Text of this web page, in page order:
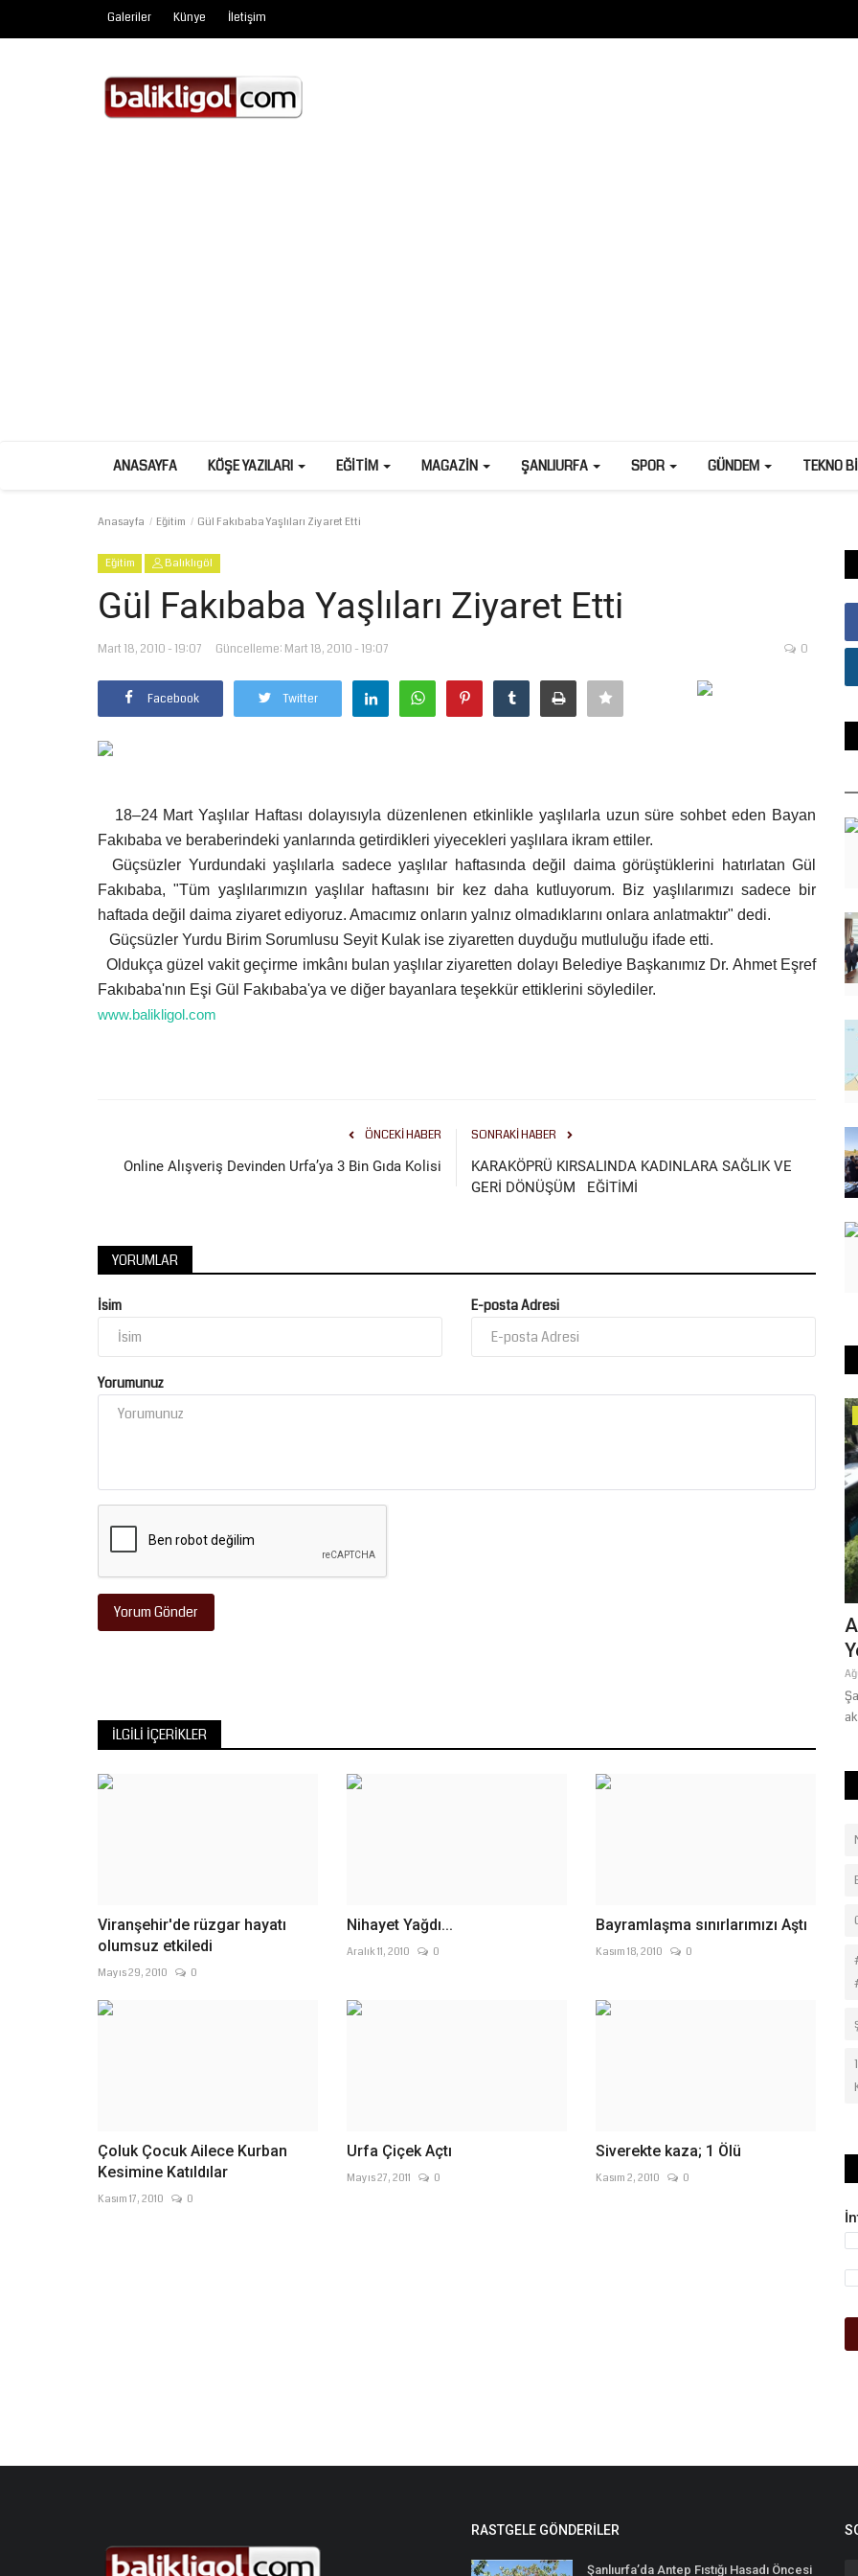
Galeriler Künye İletişim
ANASAYFA KÖŞE YAZILARI EĞITIM MAGAZIN ŞANLIURFA SPOR GÜNDEM TEKNO
Anasayfa Eğitim Gül Fakıbaba Yaşlıları Ziyaret Etti
Eğitim Balıklıgöl
Gül Fakıbaba Yaşlıları Ziyaret Etti
Mart 18, 2010 - 19:07 Güncelleme: Mart 18, 2010 - 19:07 0
Facebook Twitter
18–24 Mart Yaşlılar Haftası dolayısıyla düzenlenen etkinlikle yaşlılarla uzun süre sohbet eden Bayan
Fakıbaba ve beraberindeki yanlarında getirdikleri yiyecekleri yaşlılara ikram ettiler.
Güçsüzler Yurdundaki yaşlılarla sadece yaşlılar haftasında değil daima görüştüklerini hatırlatan Gül
Fakıbaba, "Tüm yaşlılarımızın yaşlılar haftasını bir kez daha kutluyorum. Biz yaşlılarımızı sadece bir
haftada değil daima ziyaret ediyoruz. Amacımız onların yalnız olmadıklarını onlara anlatmaktır" dedi.
Güçsüzler Yurdu Birim Sorumlusu Seyit Kulak ise ziyaretten duyduğu mutluluğu ifade etti.
Oldukça güzel vakit geçirme imkânı bulan yaşlılar ziyaretten dolayı Belediye Başkanımız Dr. Ahmet Eşref
Fakıbaba'nın Eşi Gül Fakıbaba'ya ve diğer bayanlara teşekkür ettiklerini söylediler.
www.balikligol.com
ÖNCEKI HABER
Online Alışveriş Devinden Urfa’ya 3 Bin Gıda Kolisi
SONRAKI HABER
KARAKÖPRÜ KIRSALINDA KADINLARA SAĞLIK VE
GERİ DÖNÜŞÜM EĞİTİMİ
YORUMLAR
İsim E-posta Adresi
Yorumunuz
Yorum Gönder
İLGILI İÇERIKLER
Viranşehir'de rüzgar hayatı
olumsuz etkiledi
Mayıs 29, 2010 0
Nihayet Yağdı...
Aralık 11, 2010 0
Bayramlaşma sınırlarımızı Aştı
Kasım 18, 2010 0
Çoluk Çocuk Ailece Kurban
Kesimine Katıldılar
Kasım 17, 2010 0
Urfa Çiçek Açtı
Mayıs 27, 2011 0
Siverekte kaza; 1 Ölü
Kasım 2, 2010 0
Eğitim
2026 YKS Sonuçları Açıklandı: TYT
Bayram Ali Ersoy tarafından...
RASTGELE GÖNDERILER
Şanlıurfa’da Antep Fıstığı Hasadı Öncesi